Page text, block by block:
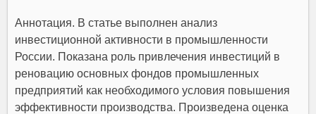
Аннотация. В статье выполнен анализ
инвестиционной активности в промышленности
России. Показана роль привлечения инвестиций в
реновацию основных фондов промышленных
предприятий как необходимого условия повышения
эффективности производства. Произведена оценка